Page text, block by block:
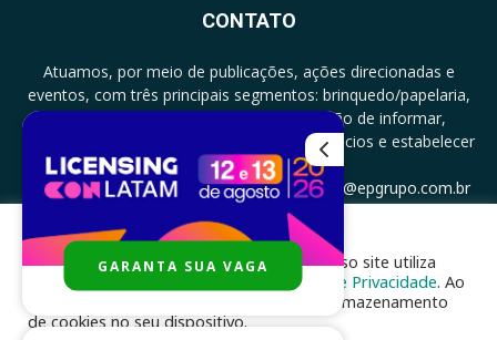
CONTATO
Atuamos, por meio de publicações, ações direcionadas e
eventos, com três principais segmentos: brinquedo/papelaria,
licenciamento e zero a três com a missão de informar,
documentar, proporcionar encontro de negócios e estabelecer
parcerias.
CONTATO: +5511994513097 - atendimento@epgrupo.com.br
SIGA-NOS
Para melhor experiência e navegação, nosso site utiliza
cookies, de acordo com a nossa
Política de Privacidade. Ao
clicar em “aceito”, você concorda com o armazenamento
de cookies no seu dispositivo.
GARANTA SUA VAGA